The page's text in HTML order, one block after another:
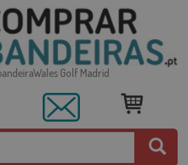
Golf Madrid